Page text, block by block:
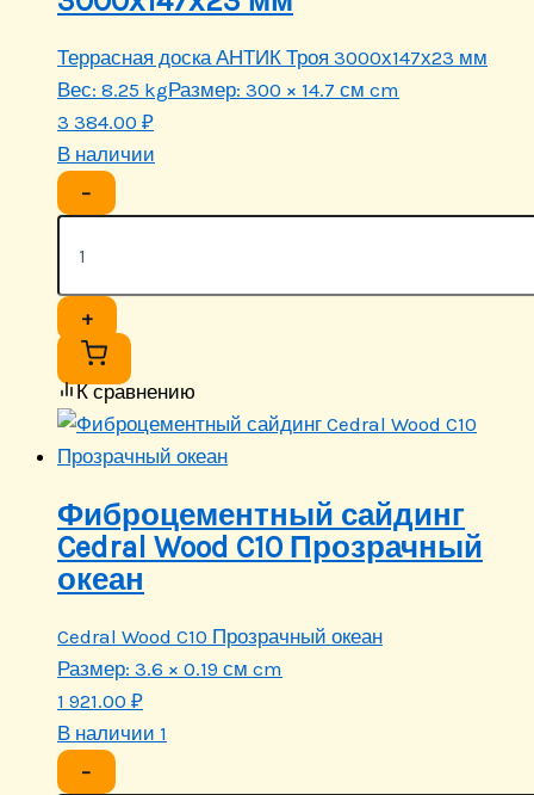
Террасная доска АНТИК Троя 3000х147х23 мм
Вес: 8.25 kgРазмер: 300 × 14.7 см cm
3 384.00 ₽
В наличии
−
+
К сравнению
Фиброцементный сайдинг
Cedral Wood C10 Прозрачный
океан
Cedral Wood C10 Прозрачный океан
Размер: 3.6 × 0.19 см cm
1 921.00 ₽
В наличии 1
−